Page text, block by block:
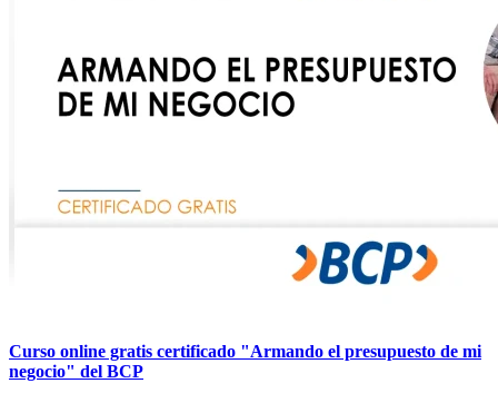
Curso online gratis certificado "Armando el presupuesto de mi
negocio" del BCP